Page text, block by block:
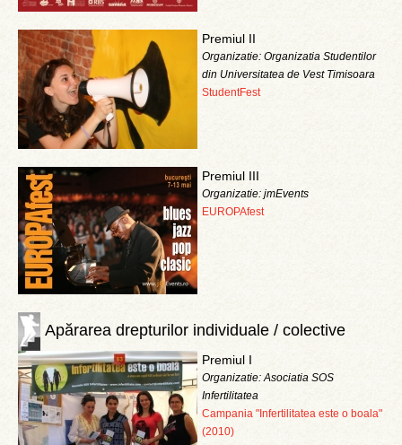
Premiul II
Organizatie: Organizatia Studentilor
din Universitatea de Vest Timisoara
StudentFest
Premiul III
Organizatie: jmEvents
EUROPAfest
Apărarea drepturilor individuale / colective
Premiul I
Organizatie: Asociatia SOS
Infertilitatea
Campania "Infertilitatea este o boala"
(2010)